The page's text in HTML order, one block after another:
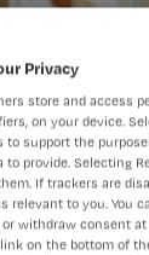
Privacy
store and access
on your device.
to support the
to provide. Selecting
If trackers are
relevant to you. You
withdraw consent
on the bottom of